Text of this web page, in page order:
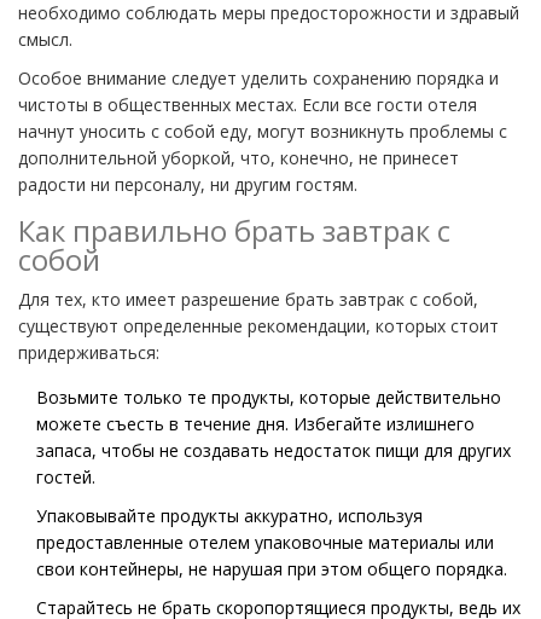
необходимо соблюдать меры предосторожности и здравый
смысл.
Особое внимание следует уделить сохранению порядка и
чистоты в общественных местах. Если все гости отеля
начнут уносить с собой еду, могут возникнуть проблемы с
дополнительной уборкой, что, конечно, не принесет
радости ни персоналу, ни другим гостям.
Как правильно брать завтрак с
собой
Для тех, кто имеет разрешение брать завтрак с собой,
существуют определенные рекомендации, которых стоит
придерживаться:
Возьмите только те продукты, которые действительно
можете съесть в течение дня. Избегайте излишнего
запаса, чтобы не создавать недостаток пищи для других
гостей.
Упаковывайте продукты аккуратно, используя
предоставленные отелем упаковочные материалы или
свои контейнеры, не нарушая при этом общего порядка.
Старайтесь не брать скоропортящиеся продукты, ведь их